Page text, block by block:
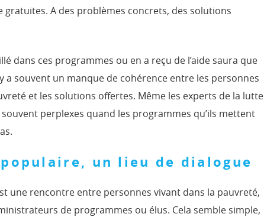
gratuites. A des problèmes concrets, des solutions
dans ces programmes ou en a reçu de l’aide saura que
y a souvent un manque de cohérence entre les personnes
et les solutions offertes. Même les experts de la lutte
perplexes quand les programmes qu’ils mettent
un lieu de dialogue
une rencontre entre personnes vivant dans la pauvreté,
de programmes ou élus. Cela semble simple,